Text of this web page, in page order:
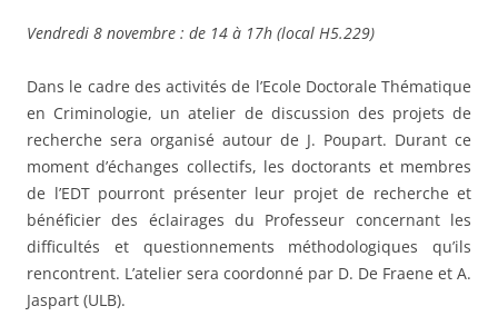
Vendredi 8 novembre : de 14 à 17h (local H5.229)
Dans le cadre des activités de l’Ecole Doctorale Thématique
en Criminologie, un atelier de discussion des projets de
recherche sera organisé autour de J. Poupart. Durant ce
moment d’échanges collectifs, les doctorants et membres
de l’EDT pourront présenter leur projet de recherche et
bénéficier des éclairages du Professeur concernant les
difficultés et questionnements méthodologiques qu’ils
rencontrent. L’atelier sera coordonné par D. De Fraene et A.
Jaspart (ULB).